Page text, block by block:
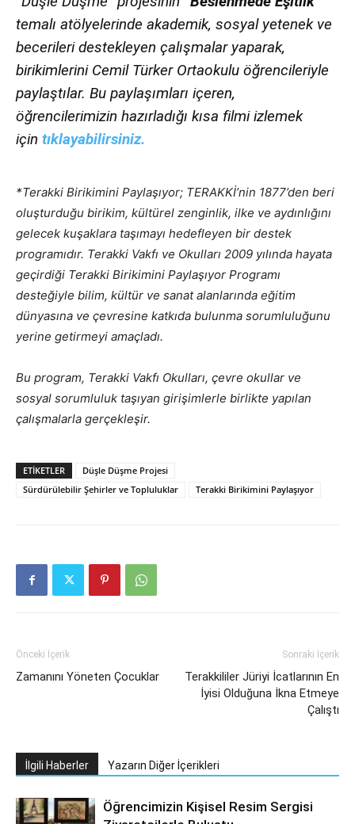
temalı atölyelerinde akademik, sosyal yetenek ve
becerileri destekleyen çalışmalar yaparak,
birikimlerini Cemil Türker Ortaokulu öğrencileriyle
paylaştılar. Bu paylaşımları içeren,
öğrencilerimizin hazırladığı kısa filmi izlemek
için tıklayabilirsiniz.
*Terakki Birikimini Paylaşıyor; TERAKKİ’nin 1877’den beri
oluşturduğu birikim, kültürel zenginlik, ilke ve aydınlığını
gelecek kuşaklara taşımayı hedefleyen bir destek
programıdır. Terakki Vakfı ve Okulları 2009 yılında hayata
geçirdiği Terakki Birikimini Paylaşıyor Programı
desteğiyle bilim, kültür ve sanat alanlarında eğitim
dünyasına ve çevresine katkıda bulunma sorumluluğunu
yerine getirmeyi amaçladı.
Bu program, Terakki Vakfı Okulları, çevre okullar ve
sosyal sorumluluk taşıyan girişimlerle birlikte yapılan
çalışmalarla gerçekleşir.
ETIKETLER
Düşle Düşme Projesi
Sürdürülebilir Şehirler ve Topluluklar
Terakki Birikimini Paylaşıyor
Önceki İçerik
Zamanını Yöneten Çocuklar
Sonraki İçerik
Terakkililer Jüriyi İcatlarının En
İyisi Olduğuna İkna Etmeye
Çalıştı
İlgili Haberler Yazarın Diğer İçerikleri
Öğrencimizin Kişisel Resim Sergisi